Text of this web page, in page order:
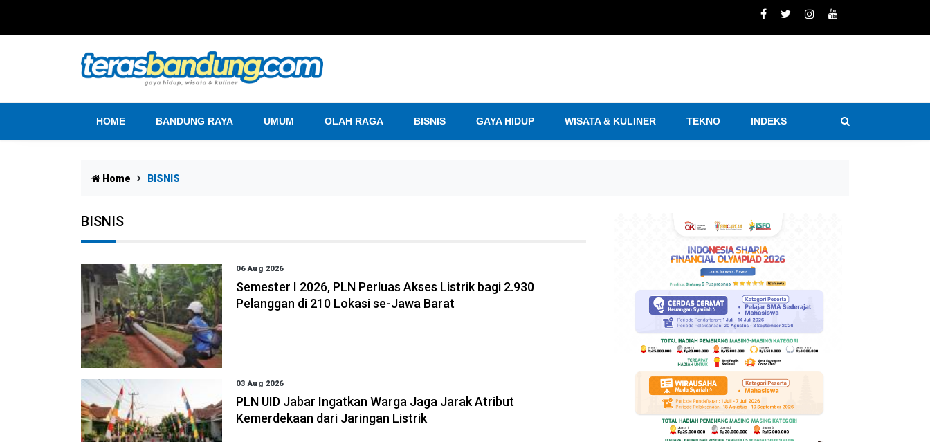
HOME BANDUNG RAYA UMUM OLAH RAGA BISNIS GAYA HIDUP WISATA & KULINER TEKNO INDEKS
Home BISNIS
BISNIS
06 Aug 2026
Semester I 2026, PLN Perluas Akses Listrik bagi 2.930
Pelanggan di 210 Lokasi se-Jawa Barat
03 Aug 2026
PLN UID Jabar Ingatkan Warga Jaga Jarak Atribut
Kemerdekaan dari Jaringan Listrik